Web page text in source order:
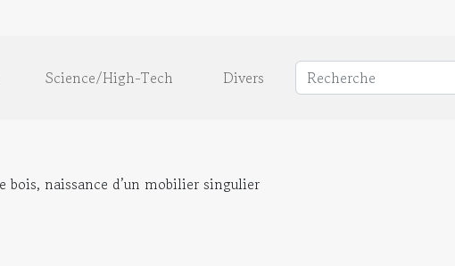
Science/High-Tech Divers
naissance d’un mobilier singulier